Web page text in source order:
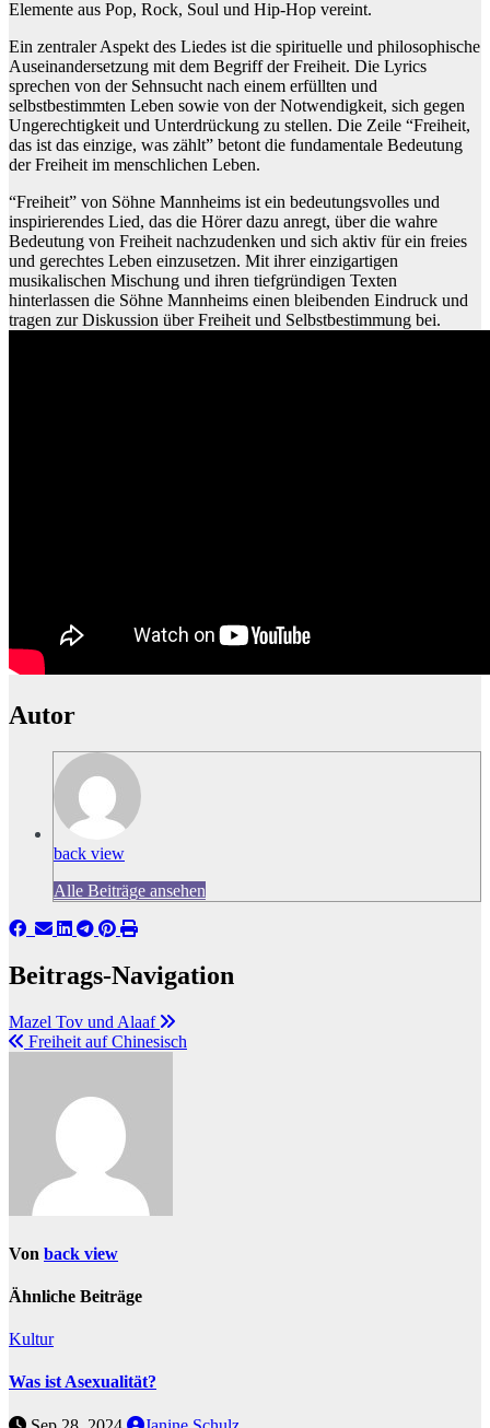
Elemente aus Pop, Rock, Soul und Hip-Hop vereint.
Ein zentraler Aspekt des Liedes ist die spirituelle und philosophische
Auseinandersetzung mit dem Begriff der Freiheit. Die Lyrics
sprechen von der Sehnsucht nach einem erfüllten und
selbstbestimmten Leben sowie von der Notwendigkeit, sich gegen
Ungerechtigkeit und Unterdrückung zu stellen. Die Zeile “Freiheit,
das ist das einzige, was zählt” betont die fundamentale Bedeutung
der Freiheit im menschlichen Leben.
“Freiheit” von Söhne Mannheims ist ein bedeutungsvolles und
inspirierendes Lied, das die Hörer dazu anregt, über die wahre
Bedeutung von Freiheit nachzudenken und sich aktiv für ein freies
und gerechtes Leben einzusetzen. Mit ihrer einzigartigen
musikalischen Mischung und ihren tiefgründigen Texten
hinterlassen die Söhne Mannheims einen bleibenden Eindruck und
tragen zur Diskussion über Freiheit und Selbstbestimmung bei.
Autor
back view
Alle Beiträge ansehen
Beitrags-Navigation
Mazel Tov und Alaaf
Freiheit auf Chinesisch
Von back view
Ähnliche Beiträge
Kultur
Was ist Asexualität?